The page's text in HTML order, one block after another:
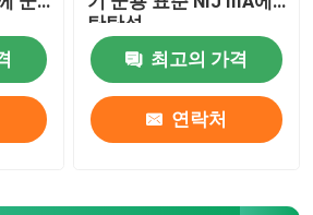
탄탄성
최고의 가격
연락처